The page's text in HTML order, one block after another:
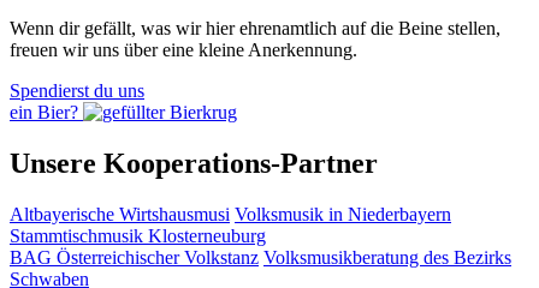
Wenn dir gefällt, was wir hier ehrenamtlich auf die Beine stellen,
freuen wir uns über eine kleine Anerkennung.
Spendierst du uns
ein Bier?
Unsere Kooperations-Partner
Altbayerische Wirtshausmusi Volksmusik in Niederbayern
Stammtischmusik Klosterneuburg
BAG Österreichischer Volkstanz Volksmusikberatung des Bezirks
Schwaben